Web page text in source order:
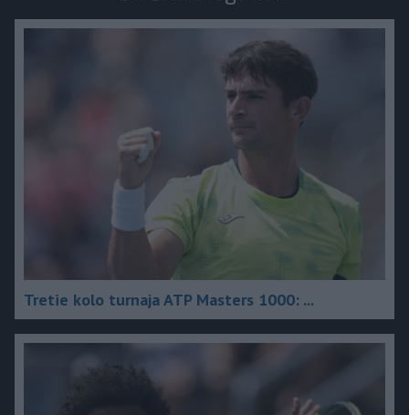
Tretie kolo turnaja ATP Masters 1000: ...